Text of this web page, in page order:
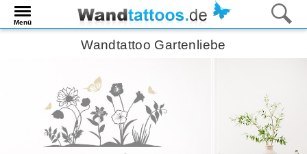
Menü
Wandtattoo Gartenliebe